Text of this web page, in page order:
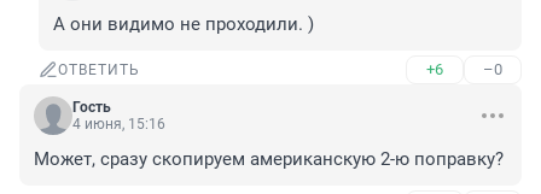
А они видимо не проходили. )
ОТВЕТИТЬ +6 –0
Гость
4 июня, 15:16
Может, сразу скопируем американскую 2-ю поправку?